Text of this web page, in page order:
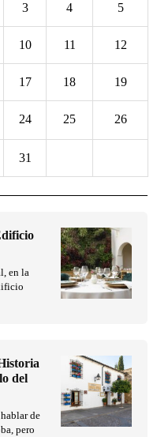
3 4 5
10 11 12
17 18 19
24 25 26
31
en la
del
de
pero